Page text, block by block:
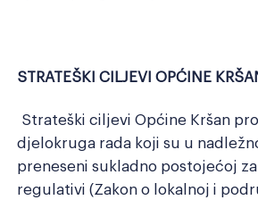
STRATEŠKI CILJEVI OPĆINE
Strateški ciljevi Općine Kršan
djelokruga rada koji su u
preneseni sukladno postojećoj
regulativi (Zakon o lokalnoj i